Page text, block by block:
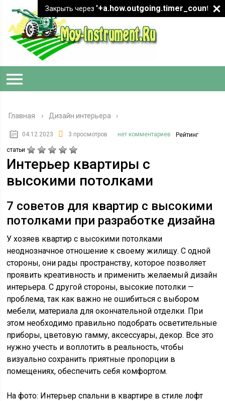
Главная › Дизайн интерьера
04.12.2023 3 просмотров нет комментариев Рейтинг
статьи
Интерьер квартиры с
высокими потолками
7 советов для квартир с высокими
потолками при разработке дизайна
У хозяев квартир с высокими потолками
неоднозначное отношение к своему жилищу. С одной
стороны, они рады пространству, которое позволяет
проявить креативность и применить желаемый дизайн
интерьера. С другой стороны, высокие потолки —
проблема, так как важно не ошибиться с выбором
мебели, материала для окончательной отделки. При
этом необходимо правильно подобрать осветительные
приборы, цветовую гамму, аксессуары, декор. Все это
нужно учесть и воплотить в реальность, чтобы
визуально сохранить приятные пропорции в
помещениях, обеспечить себя комфортом.
На фото: Интерьер спальни в квартире в стиле лофт
Закрыть через '+a.how.outgoing.timer_count+"